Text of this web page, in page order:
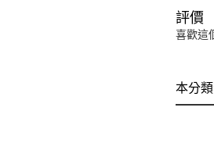
評價
喜歡這
本分